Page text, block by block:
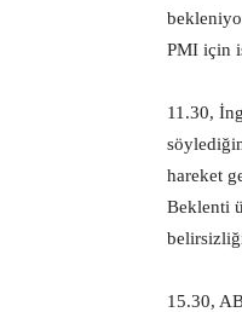
PMI için
11.30,
hareket
Beklenti
15.30,